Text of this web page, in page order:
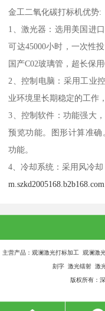
金工二氧化碳打标机优势:
1、激光器：选用美国进
可达45000小时，一次性
国产C02玻璃管，超长保
2、控制电脑：采用工业
业环境里长期稳定的工作
3、控制软件：功能强大
预览功能。图形计算准
功能。
4、冷却系统：采用风冷却
m.szkd2005168.b2b168.com
主营产品：观澜激光打标加工 观澜
刻字 激光镭射 激
版权所有：